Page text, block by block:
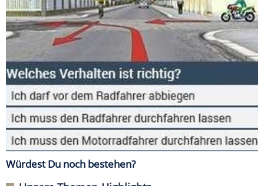
Würdest Du noch bestehen?